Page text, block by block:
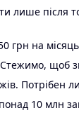
лише після
на
Стежимо, щоб
Потрібен
10 млн